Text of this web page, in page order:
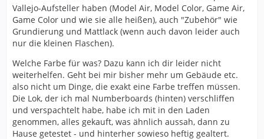
Vallejo-Aufsteller haben (Model Air, Model Color, Game Air,
Game Color und wie sie alle heißen), auch "Zubehör" wie
Grundierung und Mattlack (wenn auch davon leider auch
nur die kleinen Flaschen).
Welche Farbe für was? Dazu kann ich dir leider nicht
weiterhelfen. Geht bei mir bisher mehr um Gebäude etc.
also nicht um Dinge, die exakt eine Farbe treffen müssen.
Die Lok, der ich mal Numberboards (hinten) verschliffen
und verspachtelt habe, habe ich mit in den Laden
genommen, alles gekauft, was ähnlich aussah, dann zu
Hause getestet - und hinterher sowieso heftig gealtert.